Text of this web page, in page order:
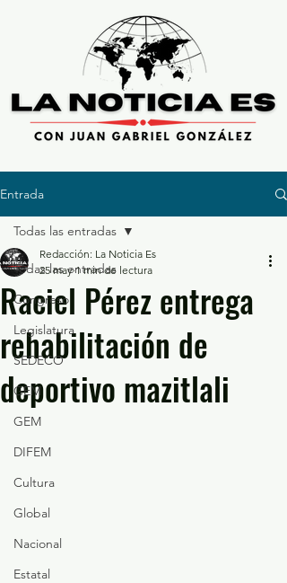
Entrada
Todas las entradas
Congreso
Legislatura
SEDECO
GEM
GEM
DIFEM
Cultura
Global
Nacional
Estatal
Todas las entradas
Raciel Pérez entrega
rehabilitación de
deportivo mazitlali
Redacción: La Noticia Es
25 may 1 min de lectura